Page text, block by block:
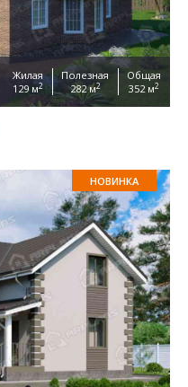
Жилая
129 м2
Полезная
282 м2
Общая
352 м2
НОВИНКА